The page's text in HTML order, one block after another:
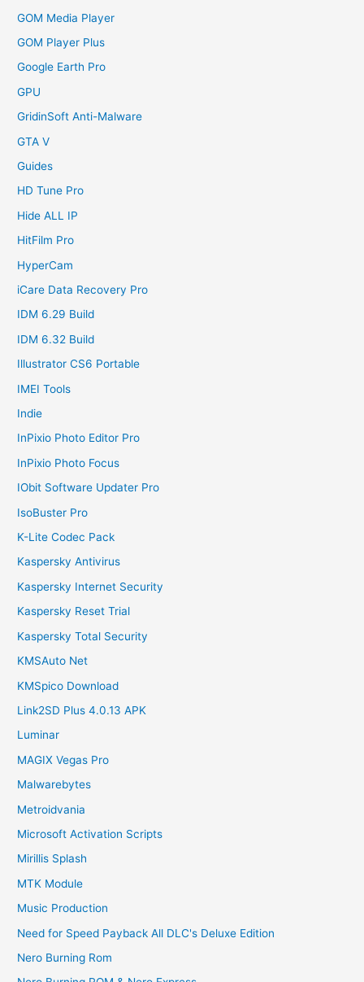
GOM Media Player
GOM Player Plus
Google Earth Pro
GPU
GridinSoft Anti-Malware
GTA V
Guides
HD Tune Pro
Hide ALL IP
HitFilm Pro
HyperCam
iCare Data Recovery Pro
IDM 6.29 Build
IDM 6.32 Build
Illustrator CS6 Portable
IMEI Tools
Indie
InPixio Photo Editor Pro
InPixio Photo Focus
IObit Software Updater Pro
IsoBuster Pro
K-Lite Codec Pack
Kaspersky Antivirus
Kaspersky Internet Security
Kaspersky Reset Trial
Kaspersky Total Security
KMSAuto Net
KMSpico Download
Link2SD Plus 4.0.13 APK
Luminar
MAGIX Vegas Pro
Malwarebytes
Metroidvania
Microsoft Activation Scripts
Mirillis Splash
MTK Module
Music Production
Need for Speed Payback All DLC's Deluxe Edition
Nero Burning Rom